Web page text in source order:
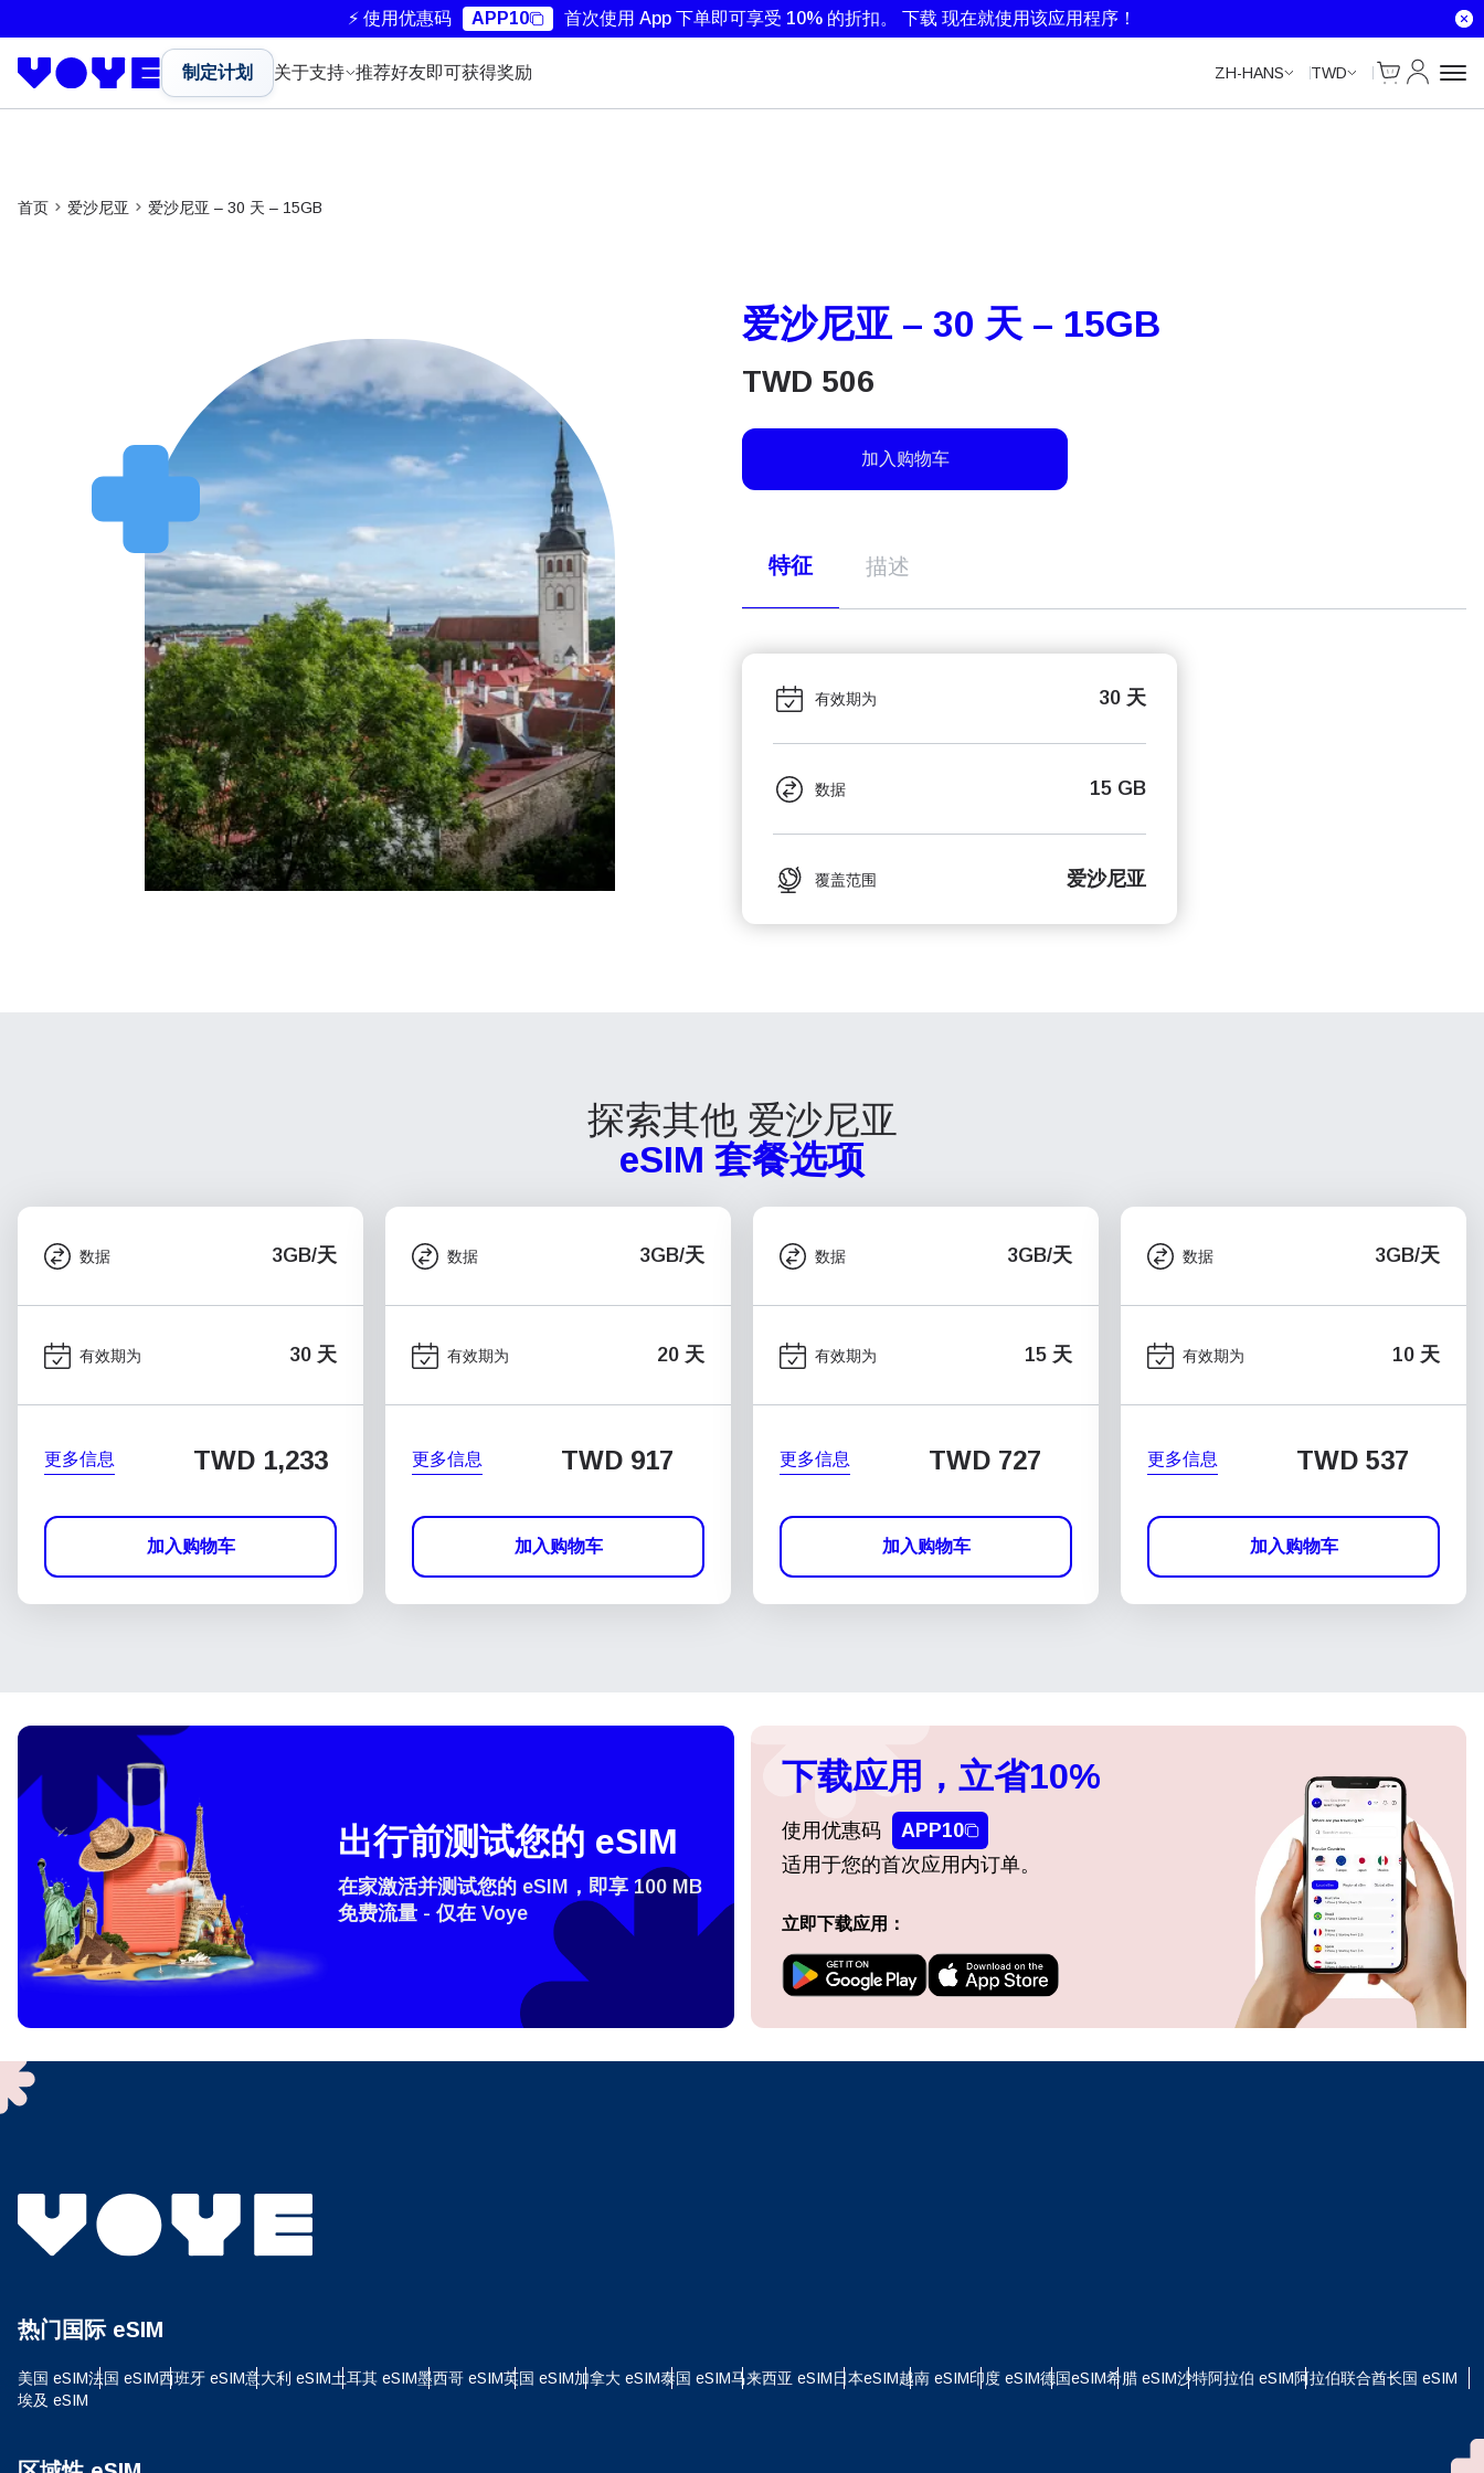
⚡ 使用优惠码 APP10 首次使用 App 下单即可享受 10% 的折扣。 下载 现在就使用该应用程序！
制定计划 关于支持 推荐好友即可获得奖励 ZH-HANS TWD
Cart
我的账户
首页 爱沙尼亚 爱沙尼亚 – 30 天 – 15GB
爱沙尼亚 – 30 天 – 15GB
TWD 506
加入购物车
特征 描述
有效期为 30 天
数据 15 GB
覆盖范围 爱沙尼亚
探索其他 爱沙尼亚
eSIM 套餐选项
数据 3GB/天
有效期为 30 天
更多信息 TWD 1,233
加入购物车
数据 3GB/天
有效期为 20 天
更多信息 TWD 917
加入购物车
数据 3GB/天
有效期为 15 天
更多信息 TWD 727
加入购物车
数据 3GB/天
有效期为 10 天
更多信息 TWD 537
加入购物车
How do I get my eSim?
To get your eSIM, start by checking if your device supports eSIM
They will provide you with a QR code or activation details that you can scan
出行前测试您的 eSIM
在家激活并测试您的 eSIM，即享 100 MB
免费流量 - 仅在 Voye
下载应用，立省10%
使用优惠码
APP10
适用于您的首次应用内订单。
立即下载应用：
热门国际 eSIM
美国 eSIM法国 eSIM西班牙 eSIM意大利 eSIM土耳其 eSIM墨西哥 eSIM英国 eSIM加拿大 eSIM泰国 eSIM马来西亚 eSIM日本eSIM越南 eSIM印度 eSIM德国eSIM希腊 eSIM沙特阿拉伯 eSIM阿拉伯联合酋长国 eSIM
埃及 eSIM
登录或注册